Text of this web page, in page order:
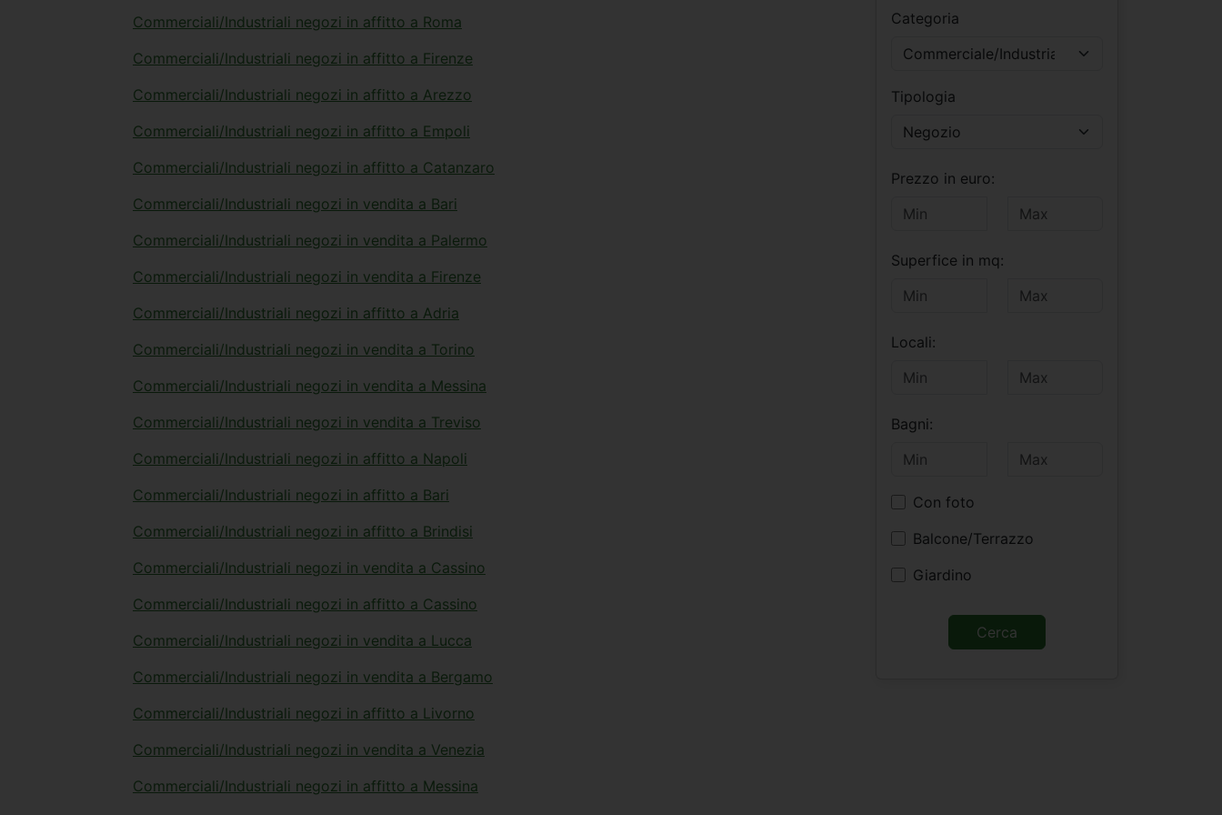
Commerciali/Industriali negozi in affitto a Roma
Commerciali/Industriali negozi in affitto a Firenze
Commerciali/Industriali negozi in affitto a Arezzo
Commerciali/Industriali negozi in affitto a Empoli
Commerciali/Industriali negozi in affitto a Catanzaro
Commerciali/Industriali negozi in vendita a Bari
Commerciali/Industriali negozi in vendita a Palermo
Commerciali/Industriali negozi in vendita a Firenze
Commerciali/Industriali negozi in affitto a Adria
Commerciali/Industriali negozi in vendita a Torino
Commerciali/Industriali negozi in vendita a Messina
Commerciali/Industriali negozi in vendita a Treviso
Commerciali/Industriali negozi in affitto a Napoli
Commerciali/Industriali negozi in affitto a Bari
Commerciali/Industriali negozi in affitto a Brindisi
Commerciali/Industriali negozi in vendita a Cassino
Commerciali/Industriali negozi in affitto a Cassino
Commerciali/Industriali negozi in vendita a Lucca
Commerciali/Industriali negozi in vendita a Bergamo
Commerciali/Industriali negozi in affitto a Livorno
Commerciali/Industriali negozi in vendita a Venezia
Commerciali/Industriali negozi in affitto a Messina
Categoria
Commerciale/Industriale
Tipologia
Negozio
Prezzo in euro:
Superfice in mq:
Locali:
Bagni:
Con foto
Balcone/Terrazzo
Giardino